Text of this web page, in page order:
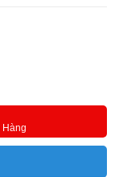
Hàng